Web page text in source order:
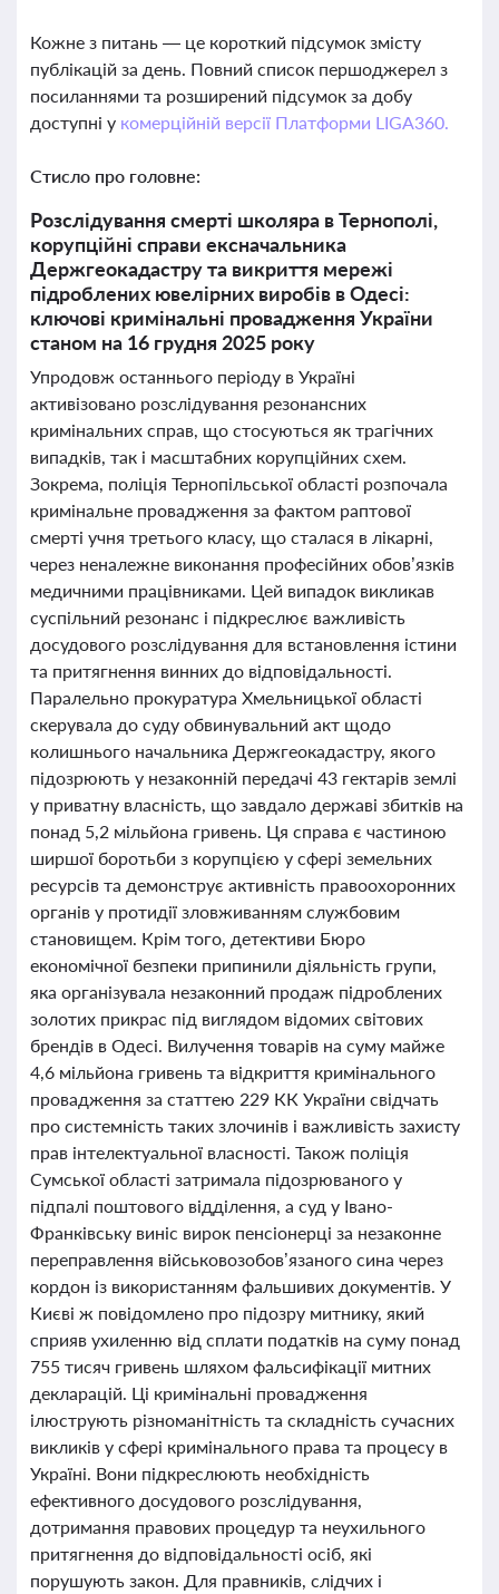
Кожне з питань — це короткий підсумок змісту
публікацій за день. Повний список першоджерел з
посиланнями та розширений підсумок за добу
доступні у комерційній версії Платформи LIGA360.
Стисло про головне:
Розслідування смерті школяра в Тернополі,
корупційні справи ексначальника
Держгеокадастру та викриття мережі
підроблених ювелірних виробів в Одесі:
ключові кримінальні провадження України
станом на 16 грудня 2025 року
Упродовж останнього періоду в Україні
активізовано розслідування резонансних
кримінальних справ, що стосуються як трагічних
випадків, так і масштабних корупційних схем.
Зокрема, поліція Тернопільської області розпочала
кримінальне провадження за фактом раптової
смерті учня третього класу, що сталася в лікарні,
через неналежне виконання професійних обов’язків
медичними працівниками. Цей випадок викликав
суспільний резонанс і підкреслює важливість
досудового розслідування для встановлення істини
та притягнення винних до відповідальності.
Паралельно прокуратура Хмельницької області
скерувала до суду обвинувальний акт щодо
колишнього начальника Держгеокадастру, якого
підозрюють у незаконній передачі 43 гектарів землі
у приватну власність, що завдало державі збитків на
понад 5,2 мільйона гривень. Ця справа є частиною
ширшої боротьби з корупцією у сфері земельних
ресурсів та демонструє активність правоохоронних
органів у протидії зловживанням службовим
становищем. Крім того, детективи Бюро
економічної безпеки припинили діяльність групи,
яка організувала незаконний продаж підроблених
золотих прикрас під виглядом відомих світових
брендів в Одесі. Вилучення товарів на суму майже
4,6 мільйона гривень та відкриття кримінального
провадження за статтею 229 КК України свідчать
про системність таких злочинів і важливість захисту
прав інтелектуальної власності. Також поліція
Сумської області затримала підозрюваного у
підпалі поштового відділення, а суд у Івано-
Франківську виніс вирок пенсіонерці за незаконне
переправлення військовозобов’язаного сина через
кордон із використанням фальшивих документів. У
Києві ж повідомлено про підозру митнику, який
сприяв ухиленню від сплати податків на суму понад
755 тисяч гривень шляхом фальсифікації митних
декларацій. Ці кримінальні провадження
ілюструють різноманітність та складність сучасних
викликів у сфері кримінального права та процесу в
Україні. Вони підкреслюють необхідність
ефективного досудового розслідування,
дотримання правових процедур та неухильного
притягнення до відповідальності осіб, які
порушують закон. Для правників, слідчих і